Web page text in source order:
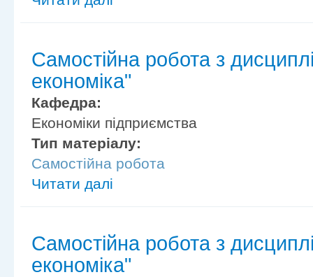
Самостійна робота з
економіка"
Кафедра:
Економіки підприємства
Тип матеріалу:
Самостійна робота
Читати далі
Самостійна робота з
економіка"